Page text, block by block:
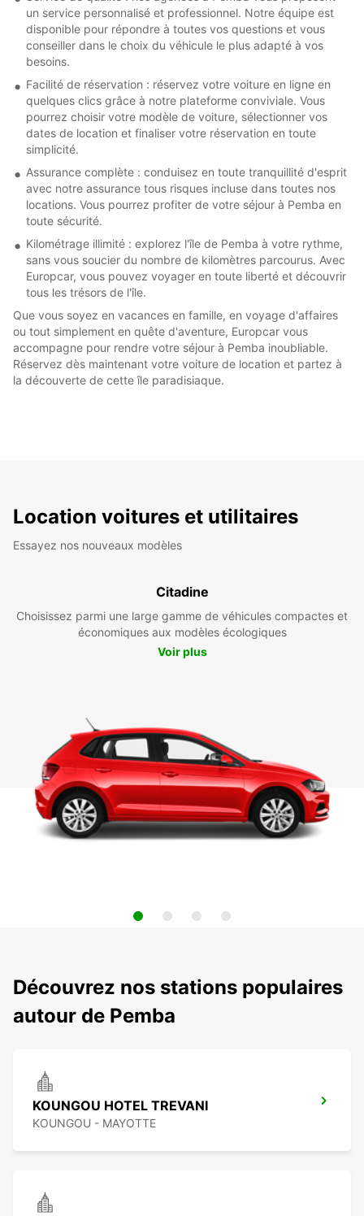
un service personnalisé et professionnel. Notre équipe est
disponible pour répondre à toutes vos questions et vous
conseiller dans le choix du véhicule le plus adapté à vos
besoins.
Facilité de réservation : réservez votre voiture en ligne en
quelques clics grâce à notre plateforme conviviale. Vous
pourrez choisir votre modèle de voiture, sélectionner vos
dates de location et finaliser votre réservation en toute
simplicité.
Assurance complète : conduisez en toute tranquillité d'esprit
avec notre assurance tous risques incluse dans toutes nos
locations. Vous pourrez profiter de votre séjour à Pemba en
toute sécurité.
Kilométrage illimité : explorez l'île de Pemba à votre rythme,
sans vous soucier du nombre de kilomètres parcourus. Avec
Europcar, vous pouvez voyager en toute liberté et découvrir
tous les trésors de l'île.
Que vous soyez en vacances en famille, en voyage d'affaires
ou tout simplement en quête d'aventure, Europcar vous
accompagne pour rendre votre séjour à Pemba inoubliable.
Réservez dès maintenant votre voiture de location et partez à
la découverte de cette île paradisiaque.
Location voitures et utilitaires
Essayez nos nouveaux modèles
Citadine
Choisissez parmi une large gamme de véhicules compactes et
économiques aux modèles écologiques
Voir plus
Découvrez nos stations populaires
autour de Pemba
KOUNGOU HOTEL TREVANI
KOUNGOU - MAYOTTE